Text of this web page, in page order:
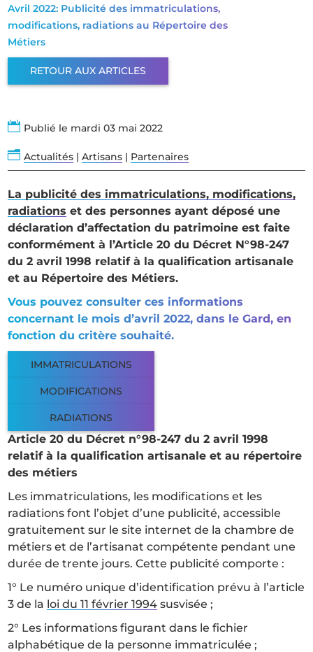
Avril 2022: Publicité des immatriculations,
modifications, radiations au Répertoire des
Métiers
RETOUR AUX ARTICLES
 Publié le mardi 03 mai 2022
n Actualités |Artisans | Partenaires
La publicité des immatriculations, modifications,
radiations et des personnes ayant déposé une
déclaration d’affectation du patrimoine est faite
conformément à l’Article 20 du Décret N°98-247
du 2 avril 1998 relatif à la qualification artisanale
et au Répertoire des Métiers.
Vous pouvez consulter ces informations
concernant le mois d’avril 2022, dans le Gard, en
fonction du critère souhaité.
IMMATRICULATIONS
MODIFICATIONS
RADIATIONS
Article 20 du Décret n°98-247 du 2 avril 1998
relatif à la qualification artisanale et au répertoire
des métiers
Les immatriculations, les modifications et les
radiations font l’objet d’une publicité, accessible
gratuitement sur le site internet de la chambre de
métiers et de l’artisanat compétente pendant une
durée de trente jours. Cette publicité comporte :
1° Le numéro unique d’identification prévu à l’article
3 de la loi du 11 février 1994 susvisée ;
2° Les informations figurant dans le fichier
alphabétique de la personne immatriculée ;